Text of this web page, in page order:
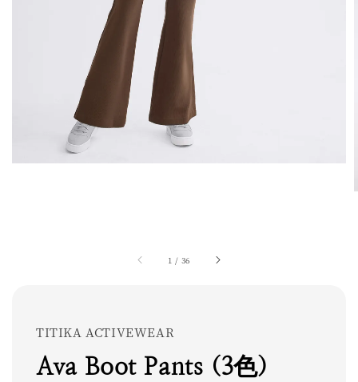
1 / 36
TITIKA ACTIVEWEAR
Ava Boot Pants (3色)